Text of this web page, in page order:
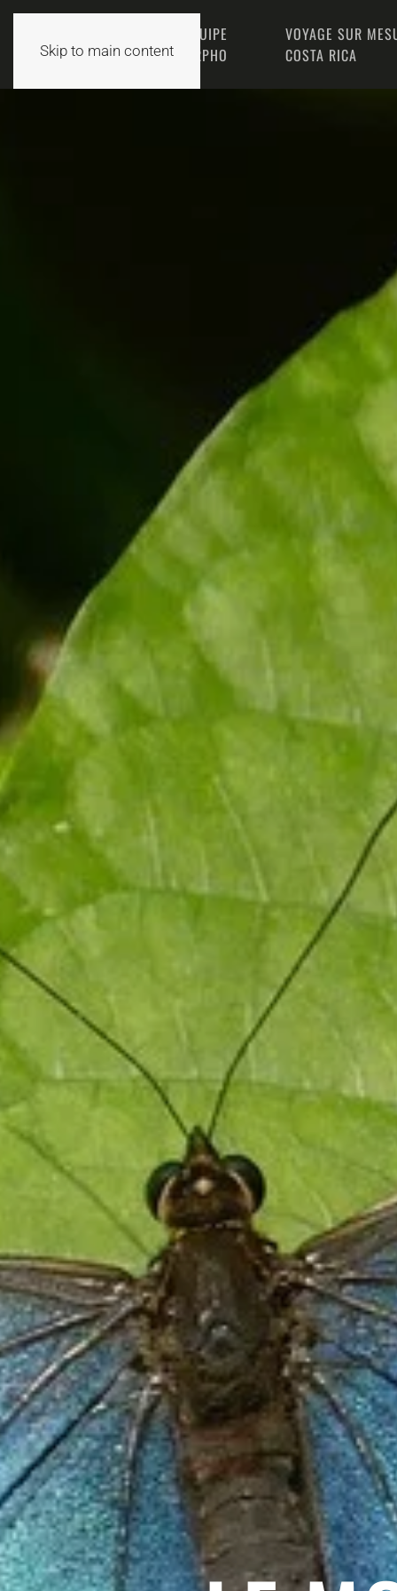
Skip to main content
ACCUEIL
L’ÉQUIPE
MORPHO
VOYAGE SUR
COSTA RICA